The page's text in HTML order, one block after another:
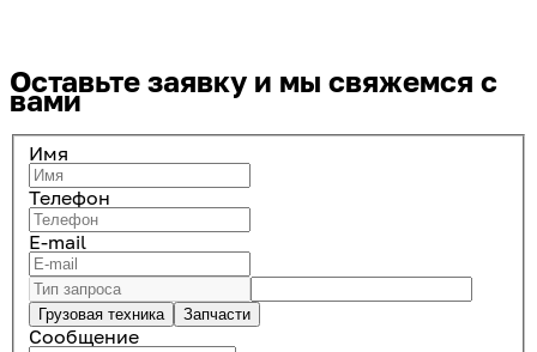
Оставьте заявку и мы свяжемся с
вами
Имя
Телефон
E-mail
Грузовая техника Запчасти
Сообщение